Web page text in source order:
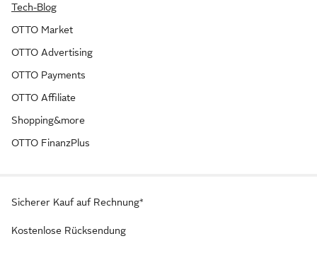
Tech-Blog
OTTO Market
OTTO Advertising
OTTO Payments
OTTO Affiliate
Shopping&more
OTTO FinanzPlus
Sicherer Kauf auf Rechnung*
Kostenlose Rücksendung